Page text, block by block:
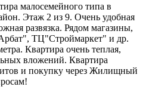
малосемейного типа в
Этаж 2 из 9. Очень удобная
развязка. Рядом магазины,
ТЦ"Строймаркет" и др.
Квартира очень теплая,
вложений. Квартира
и покупку через Жилищный